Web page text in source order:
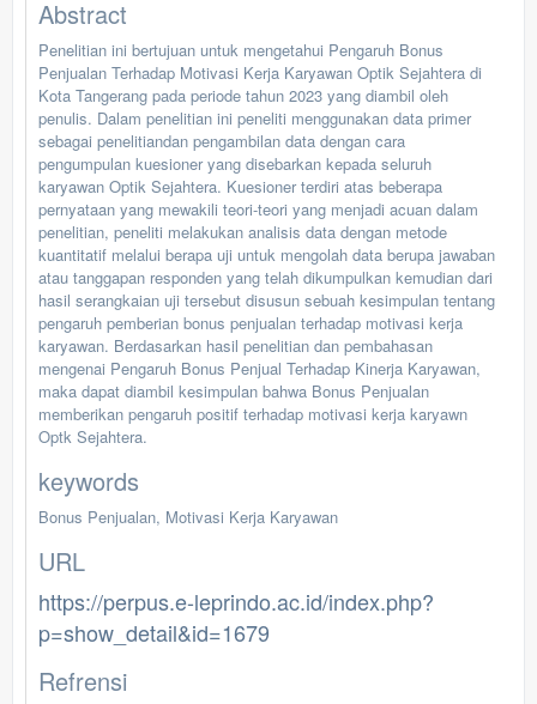
Abstract
Penelitian ini bertujuan untuk mengetahui Pengaruh Bonus
Penjualan Terhadap Motivasi Kerja Karyawan Optik Sejahtera di
Kota Tangerang pada periode tahun 2023 yang diambil oleh
penulis. Dalam penelitian ini peneliti menggunakan data primer
sebagai penelitiandan pengambilan data dengan cara
pengumpulan kuesioner yang disebarkan kepada seluruh
karyawan Optik Sejahtera. Kuesioner terdiri atas beberapa
pernyataan yang mewakili teori-teori yang menjadi acuan dalam
penelitian, peneliti melakukan analisis data dengan metode
kuantitatif melalui berapa uji untuk mengolah data berupa jawaban
atau tanggapan responden yang telah dikumpulkan kemudian dari
hasil serangkaian uji tersebut disusun sebuah kesimpulan tentang
pengaruh pemberian bonus penjualan terhadap motivasi kerja
karyawan. Berdasarkan hasil penelitian dan pembahasan
mengenai Pengaruh Bonus Penjual Terhadap Kinerja Karyawan,
maka dapat diambil kesimpulan bahwa Bonus Penjualan
memberikan pengaruh positif terhadap motivasi kerja karyawn
Optk Sejahtera.
keywords
Bonus Penjualan, Motivasi Kerja Karyawan
URL
https://perpus.e-leprindo.ac.id/index.php?
p=show_detail&id=1679
Refrensi